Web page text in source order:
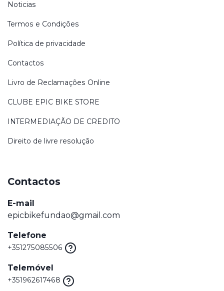
Noticias
Termos e Condições
Política de privacidade
Contactos
Livro de Reclamações Online
CLUBE EPIC BIKE STORE
INTERMEDIAÇÃO DE CREDITO
Direito de livre resolução
Contactos
E-mail
epicbikefundao@gmail.com
Telefone
+351275085506
Telemóvel
+351962617468